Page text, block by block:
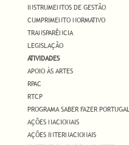
INSTRUMENTOS DE GESTÃO
CUMPRIMENTO NORMATIVO
TRANSPARÊNCIA
LEGISLAÇÃO
ATIVIDADES
APOIO ÀS ARTES
RPAC
RTCP
PROGRAMA SABER FAZER
AÇÕES NACIONAIS
AÇÕES INTERNACIONAIS